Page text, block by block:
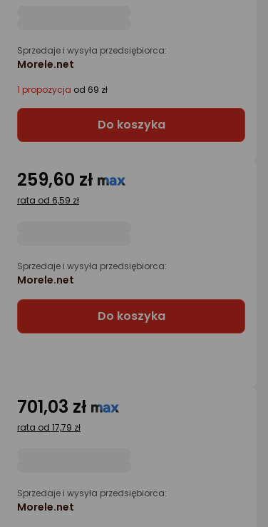
Sprzedaje i wysyła przedsiębiorca:
Morele.net
1 propozycja od 69 zł
Do koszyka
259,60 zł
rata od 6,59 zł
Sprzedaje i wysyła przedsiębiorca:
Morele.net
Do koszyka
701,03 zł
rata od 17,79 zł
Sprzedaje i wysyła przedsiębiorca:
Morele.net